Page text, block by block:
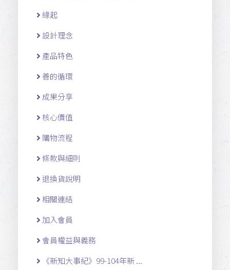
緣起
設計理念
產品特色
善的循環
成果分享
核心價值
購物流程
條款與細則
退換貨說明
相關連結
加入會員
會員權益與義務
《新知大事紀》99-104年新 ...